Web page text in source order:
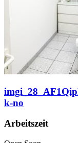
k-no
Arbeitszeit